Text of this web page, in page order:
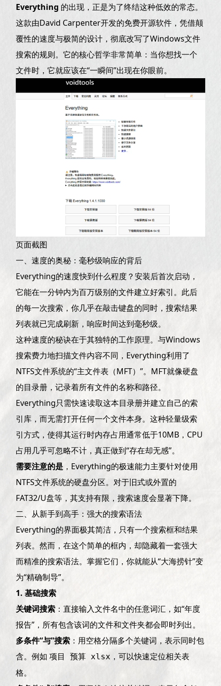
五、获取、安装与注意事项
Everything 的出现，正是为了终结这种低效的常态。
这款由David Carpenter开发的免费开源软件，凭借颠
覆性的速度与极简的设计，彻底改写了Windows文件
搜索的规则。它的核心哲学非常简单：当你想找一个
文件时，它就应该在“一瞬间”出现在你眼前。
页面截图
一、速度的奥秘：毫秒级响应的背后
Everything的速度快到什么程度？安装后首次启动，
它能在一分钟内为百万级别的文件建立好索引。此后
的每一次搜索，你几乎在敲击键盘的同时，搜索结果
列表就已完成刷新，响应时间达到毫秒级。
这种速度的秘诀在于其独特的工作原理。与Windows
搜索费力地扫描文件内容不同，Everything利用了
NTFS文件系统的“主文件表（MFT）”。MFT就像硬盘
的目录册，记录着所有文件的名称和路径。
Everything只需快速读取这本目录册并建立自己的索
引库，而无需打开任何一个文件本身。这种轻量级索
引方式，使得其运行时内存占用通常低于10MB，CPU
占用几乎可忽略不计，真正做到“存在却无感”。
需要注意的是 ，Everything的极速能力主要针对使用
NTFS文件系统的硬盘分区。对于旧式或外置的
FAT32/U盘等，其支持有限，搜索速度会显著下降。
二、从新手到高手：强大的搜索语法
Everything的界面极其简洁，只有一个搜索框和结果
列表。然而，在这个简单的框内，却隐藏着一套强大
而精准的搜索语法。掌握它们，你就能从“大海捞针”变
为“精确制导”。
1. 基础搜索
关键词搜索 ：直接输入文件名中的任意词汇，如“年度
报告”，所有包含该词的文件和文件夹都会即时列出。
多条件“与”搜索 ：用空格分隔多个关键词，表示同时包
含。例如项目 预算 xlsx ，可以快速定位相关表
格。